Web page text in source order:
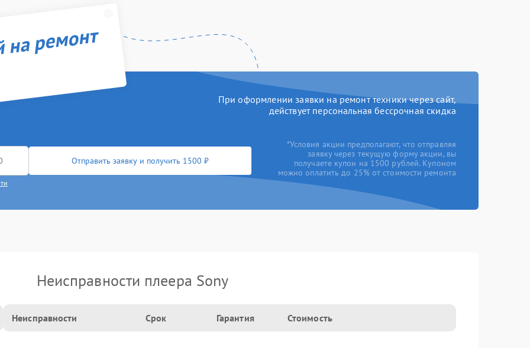
ремонт
При оформлении заявки на ремонт техники через сайт,
действует персональная бессрочная скидка
Отправить заявку и получить 1500 ₽
*Условия акции предполагают, что отправляя
заявку через текущую форму акции, вы
получаете купон на 1500 рублей. Купоном
можно оплатить до 25% от стоимости ремонта
Неисправности плеера Sony
Неисправности Срок Гарантия Стоимость